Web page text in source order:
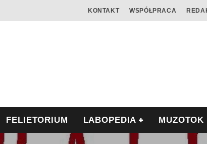
KONTAKT WSPÓŁPRACA
FELIETORIUM LABOPEDIA MUZOTOK